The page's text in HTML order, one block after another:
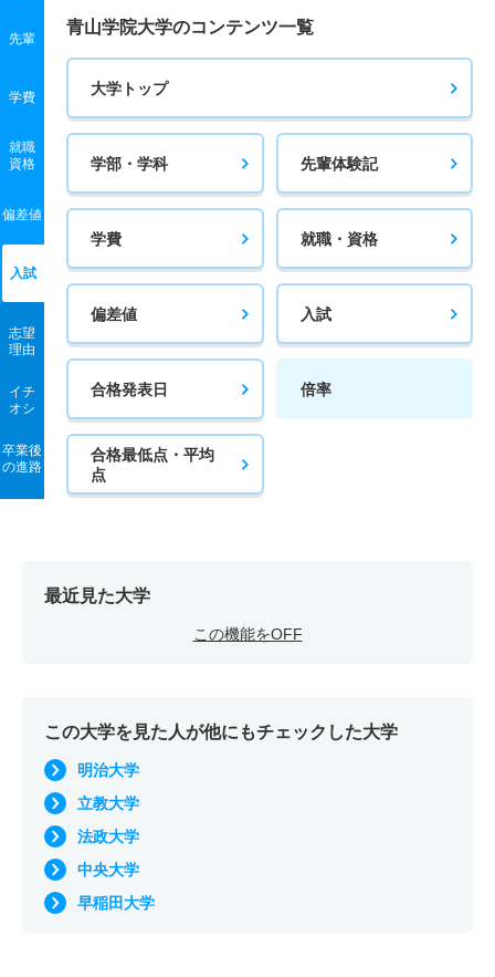
先輩
学費
就職
資格
偏差値
入試
志望
理由
イチ
オシ
卒業後
の進路
青山学院大学のコンテンツ一覧
大学トップ
学部・学科 先輩体験記
学費 就職・資格
偏差値 入試
合格発表日 倍率
合格最低点・平均
点
最近見た大学
この機能をOFF
この大学を見た人が他にもチェックした大学
明治大学
立教大学
法政大学
中央大学
早稲田大学